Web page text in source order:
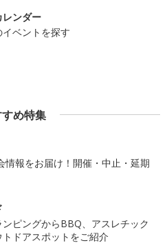
ンダー
ベントを探す
め特集
情報をお届け！開催・中止・延期
ピングからBBQ、アスレチック
ドアスポットをご紹介